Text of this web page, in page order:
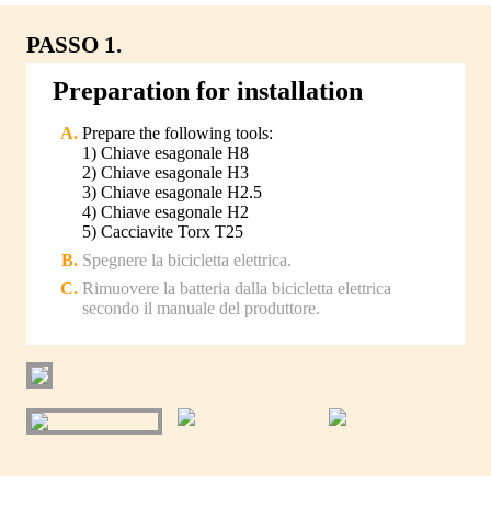
PASSO 1.
Preparation for installation
Prepare the following tools:
1) Chiave esagonale H8
2) Chiave esagonale H3
3) Chiave esagonale H2.5
4) Chiave esagonale H2
5) Cacciavite Torx T25
Spegnere la bicicletta elettrica.
Rimuovere la batteria dalla bicicletta elettrica
secondo il manuale del produttore.